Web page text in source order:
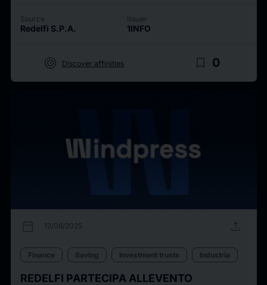
Source
Redelfi S.P.A.
Issuer
1INFO
target Discover affinities bookmark_border 0
calendar_today 12/06/2025 upload
Finance Saving Investment trusts Industria
REDELFI PARTECIPA ALLEVENTO